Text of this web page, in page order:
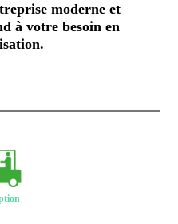
moderne et
à votre besoin en